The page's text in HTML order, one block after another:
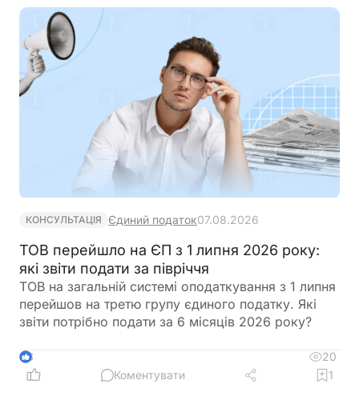
відцифрований образ обличчя. Якщо людини ще
немає у військовому реєстрі, система
автоматично сформує для неї цифровий профіль
на підставі отриманої інформації
КОНСУЛЬТАЦІЯ Єдиний податок07.08.2026
ТОВ перейшло на ЄП з 1 липня 2026 року:
які звіти подати за півріччя
ТОВ на загальній системі оподаткування з 1 липня
перейшов на третю групу єдиного податку. Які
звіти потрібно подати за 6 місяців 2026 року?
3
20
Коментувати
1